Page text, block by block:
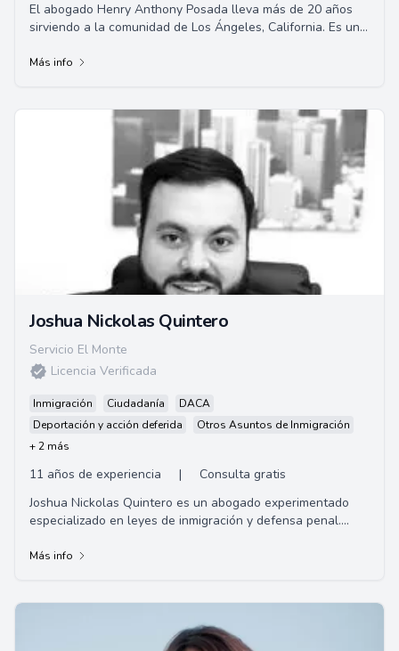
El abogado Henry Anthony Posada lleva más de 20 años
sirviendo a la comunidad de Los Ángeles, California. Es un
Más info
Joshua Nickolas Quintero
Servicio El Monte
Licencia Verificada
Inmigración Ciudadanía
DACA
Deportación y acción deferida
Otros Asuntos de Inmigración
+ 2 más
11 años de experiencia |
Consulta gratis
Joshua Nickolas Quintero es un abogado experimentado
especializado en leyes de inmigración y defensa penal.
Más info